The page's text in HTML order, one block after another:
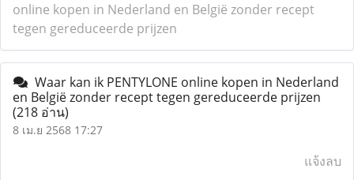
online kopen in Nederland en België zonder recept
tegen gereduceerde prijzen
Waar kan ik PENTYLONE online kopen in Nederland
en België zonder recept tegen gereduceerde prijzen
(218 อ่าน)
8 เม.ย 2568 17:27
แจ้งลบ